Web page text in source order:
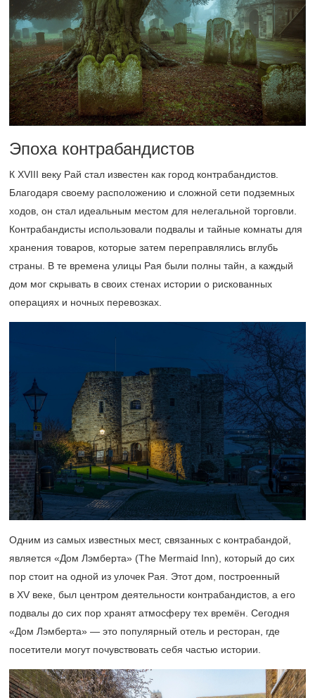
Эпоха контрабандистов
К XVIII веку Рай стал известен как город контрабандистов.
Благодаря своему расположению и сложной сети подземных
ходов, он стал идеальным местом для нелегальной торговли.
Контрабандисты использовали подвалы и тайные комнаты для
хранения товаров, которые затем переправлялись вглубь
страны. В те времена улицы Рая были полны тайн, а каждый
дом мог скрывать в своих стенах истории о рискованных
операциях и ночных перевозках.
Одним из самых известных мест, связанных с контрабандой,
является «Дом Лэмберта» (The Mermaid Inn), который до сих
пор стоит на одной из улочек Рая. Этот дом, построенный
в XV веке, был центром деятельности контрабандистов, а его
подвалы до сих пор хранят атмосферу тех времён. Сегодня
«Дом Лэмберта» — это популярный отель и ресторан, где
посетители могут почувствовать себя частью истории.